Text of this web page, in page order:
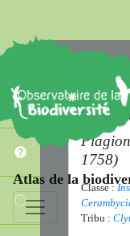
Atlas de la
Clyte
1758)
Classe :
Tribu :